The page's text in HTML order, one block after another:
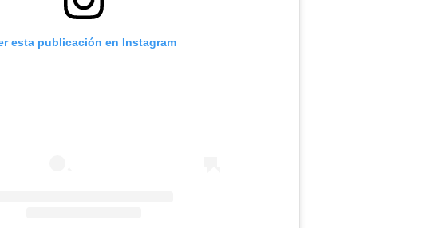
esta publicación en Instagram